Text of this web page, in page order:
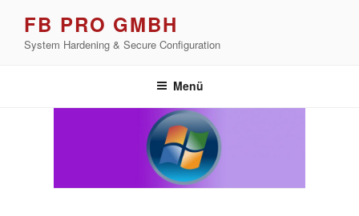
springen
FB PRO GMBH
System Hardening & Secure Configuration
Menü